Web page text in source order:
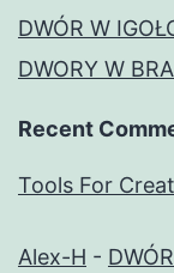
DWÓR W
DWORY W
Recent
Tools For
Alex-H -